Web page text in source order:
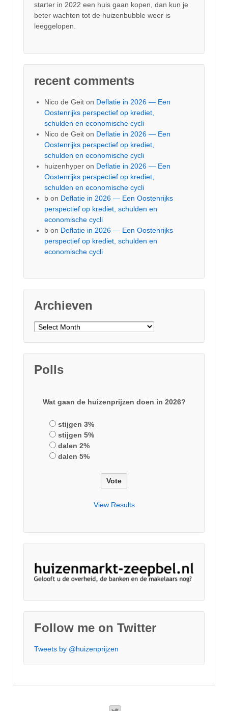
starter in 2022 een huis gaan kopen, dan kun je
beter wachten tot de huizenbubble weer is
leeggelopen.
recent comments
Nico de Geit on Deflatie in 2026 — Een
Oostenrijks perspectief op krediet,
schulden en economische cycli
Nico de Geit on Deflatie in 2026 — Een
Oostenrijks perspectief op krediet,
schulden en economische cycli
huizenhyper on Deflatie in 2026 — Een
Oostenrijks perspectief op krediet,
schulden en economische cycli
b on Deflatie in 2026 — Een Oostenrijks
perspectief op krediet, schulden en
economische cycli
b on Deflatie in 2026 — Een Oostenrijks
perspectief op krediet, schulden en
economische cycli
Archieven
Archieven
Polls
Wat gaan de huizenprijzen doen in 2026?
stijgen 3%
stijgen 5%
dalen 2%
dalen 5%
View Results
Follow me on Twitter
Tweets by @huizenprijzen